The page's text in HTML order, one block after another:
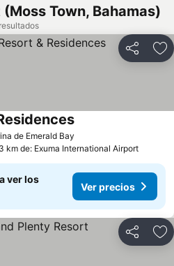
Town, Bahamas)
Compartir
de Emerald Bay
km de: Exuma International Airport
ver los
Ver precios
Compartir